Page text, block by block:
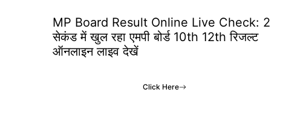
MP Board Result Online Live Check: 2
सेकंड में खुल रहा एमपी बोर्ड 10th 12th रिजल्ट
ऑनलाइन लाइव देखें
Click Here